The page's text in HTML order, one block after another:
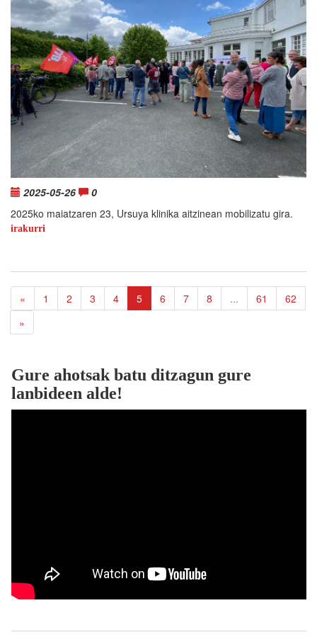
2025-05-26
0
2025ko maiatzaren 23, Ursuya klinika aitzinean mobilizatu gira.
irakurri
« 1 2 3 4 5 6 7 8 ... 61
62
»
Gure ahotsak batu ditzagun gure
lanbideen alde!